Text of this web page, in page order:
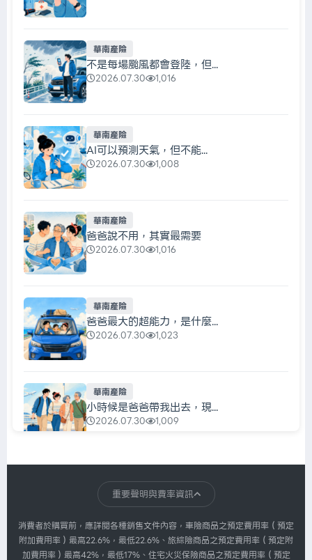
華南產險
不是每場颱風都會登陸，但...
2026.07.30 1,016
華南產險
AI可以預測天氣，但不能...
2026.07.30 1,008
華南產險
爸爸說不用，其實最需要
2026.07.30 1,016
華南產險
爸爸最大的超能力，是什麼...
2026.07.30 1,023
華南產險
小時候是爸爸帶我出去，現...
2026.07.30 1,009
每天都在充電，真正該充的...
2026.07.30 1,007
重要聲明與費率資訊
消費者於購買前，應詳閱各種銷售文件內容，車險商品之預定費用率（預定
附加費用率）最高22.6%，最低22.6%、旅綜險商品之預定費用率（預定附
加費用率）最高42%，最低17%、住宅火災保險商品之預定費用率（預定